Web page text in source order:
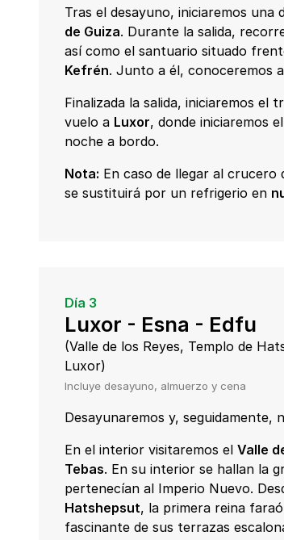
Tras el desayuno, iniciaremos una
de Guiza. Durante la salida,
así como el santuario situado
Kefrén. Junto a él, conoceremos
Finalizada la salida, iniciaremos el
vuelo a Luxor, donde iniciaremos
noche a bordo.
Nota: En caso de llegar al
se sustituirá por un refrigerio en
Día 3
Luxor - Esna - Edfu
(Valle de los Reyes, Templo de
Luxor)
Incluye desayuno, almuerzo y cena
Desayunaremos y, seguidamente,
En el interior visitaremos el Valle
Tebas. En su interior se hallan la
pertenecían al Imperio Nuevo.
Hatshepsut, la primera reina
fascinante de sus terrazas